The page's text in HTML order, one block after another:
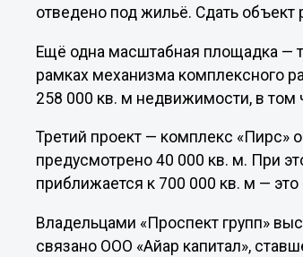
отведено под жильё. Сдать объект
Ещё одна масштабная площадка —
рамках механизма комплексного
258 000 кв. м недвижимости, в
Третий проект — комплекс
предусмотрено 40 000 кв. м. При
приближается к 700 000 кв. м —
Владельцами «Проспект групп»
связано ООО «Айар капитал»,